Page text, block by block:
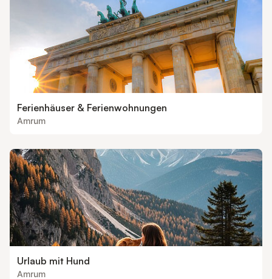
Ferienhäuser & Ferienwohnungen
Amrum
Urlaub mit Hund
Amrum